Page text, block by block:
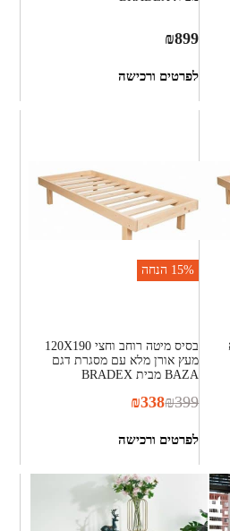
₪899
לפרטים ורכישה
15% הנחה
בסיס מיטה רוחב וחצי 120X190
מעץ אורן מלא עם מסגרת דגם
BAZA מבית BRADEX
₪399
₪338
לפרטים ורכישה